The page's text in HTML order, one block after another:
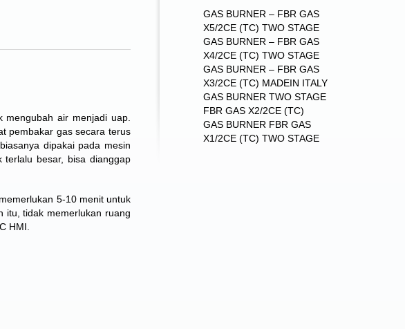
mengubah air menjadi uap.
pembakar gas secara terus
dipakai pada mesin
besar, bisa dianggap
5-10 menit untuk
itu, tidak memerlukan ruang
HMI.
GAS BURNER – FBR GAS
X5/2CE (TC) TWO STAGE
GAS BURNER – FBR GAS
X4/2CE (TC) TWO STAGE
GAS BURNER – FBR GAS
X3/2CE (TC) MADEIN ITALY
GAS BURNER TWO STAGE
FBR GAS X2/2CE (TC)
GAS BURNER FBR GAS
X1/2CE (TC) TWO STAGE